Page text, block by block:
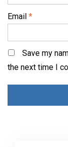
Email *
Save my
the next time I